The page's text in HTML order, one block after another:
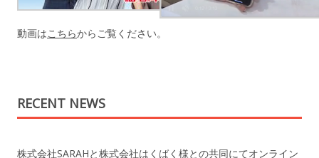
動画はこちらからご覧ください。
RECENT NEWS
株式会社SARAHと株式会社はくばく様との共同にてオンライン